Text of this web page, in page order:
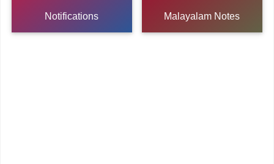
Notifications Malayalam Notes